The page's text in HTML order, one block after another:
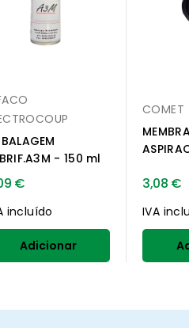
- 150 ml
€
incluído
Adicionar
COMET
3,08 €
IVA